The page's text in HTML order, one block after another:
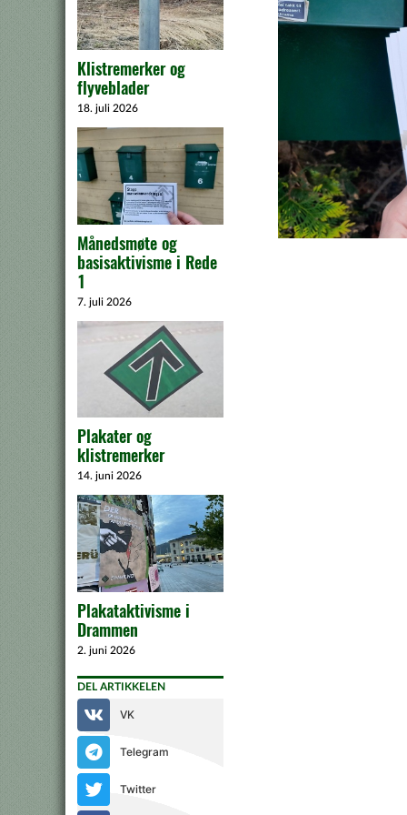
Klistremerker og
flyveblader
18. juli 2026
Månedsmøte og
basisaktivisme i Rede
1
7. juli 2026
Plakater og
klistremerker
14. juni 2026
Plakataktivisme i
Drammen
2. juni 2026
DEL ARTIKKELEN
VK
Telegram
Twitter